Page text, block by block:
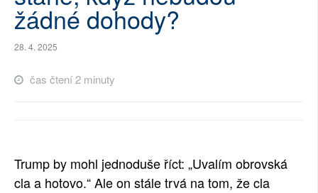
PLNÁ VERZE STRÁNEK
žádné dohody?
28. 4. 2025
čas čtení 2 minuty
Trump by mohl jednoduše říct: „Uvalím obrovská
cla a hotovo.“ Ale on stále trvá na tom, že cla